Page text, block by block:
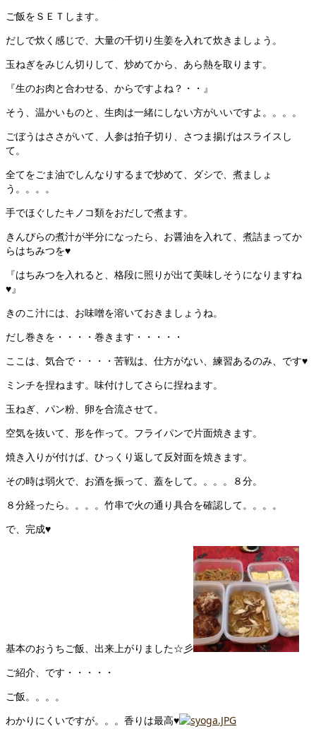
ご飯をＳＥＴします。
だしで炊く感じで、大量の千切り生姜を入れて炊きましょう。
玉ねぎをみじん切りして、炒めてから、あら熱を取ります。
『生のお肉と合わせる、からですよね？・・』
そう、温かいものと、生肉は一緒にしない方がいいですよ。。。。
ごぼうはささがいて、人参は拍子切り、さつま揚げはスライスし
て。
全てをごま油でしんなりするまで炒めて、ダシで、煮ましょ
う。。。。
手でほぐしたキノコ類をおだしで煮ます。
きんぴらの煮汁が半分になったら、お醤油を入れて、煮詰まってか
らはちみつを♥
『はちみつを入れると、格段に照りが出て美味しそうになりますね
♥』
きのこ汁には、お味噌を溶いておきましょうね。
だし巻きを・・・・巻きます・・・・・
ここは、気合で・・・・苦戦は、仕方がない、練習あるのみ、です♥
ミンチを捏ねます。味付けしてさらに捏ねます。
玉ねぎ、パン粉、卵を合流させて。
空気を抜いて、形を作って。フライパンで片面焼きます。
焼き入りが付けば、ひっくり返して反対面を焼きます。
その時は弱火で、お酒を振って、蓋をして。。。。８分。
８分経ったら。。。。竹串で火の通り具合を確認して。。。。
で、完成♥
基本のおうちご飯、出来上がりました☆彡
ご紹介、です・・・・・
ご飯。。。。
わかりにくいですが。。。香りは最高♥